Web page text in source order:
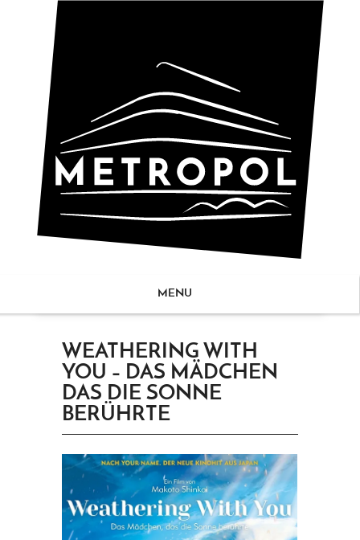
MENU
WEATHERING WITH
YOU – DAS MÄDCHEN
DAS DIE SONNE
BERÜHRTE